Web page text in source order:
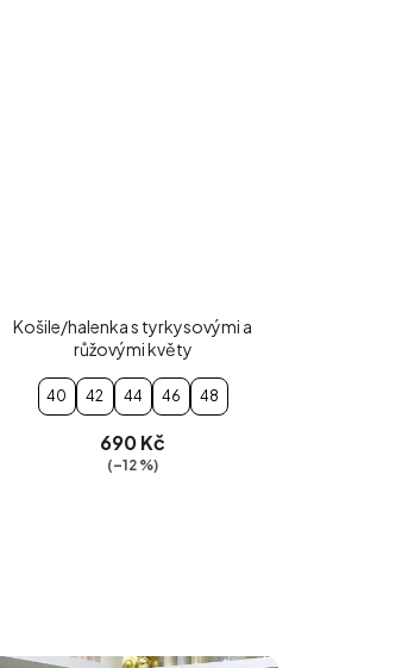
Košile/halenka s tyrkysovými a
růžovými květy
40 42 44 46 48
690 Kč
(–12 %)